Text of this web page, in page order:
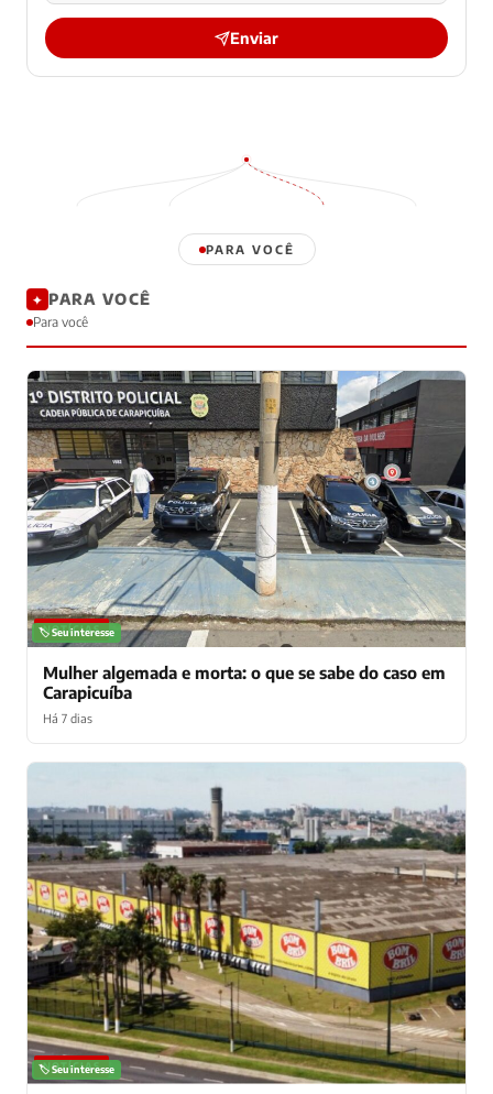
Enviar
PARA VOCÊ
✦ PARA VOCÊ
Para você
NOTÍCIAS
🏷️ Seu interesse
Mulher algemada e morta: o que se sabe do caso em
Carapicuíba
Há 7 dias
NOTÍCIAS
🏷️ Seu interesse